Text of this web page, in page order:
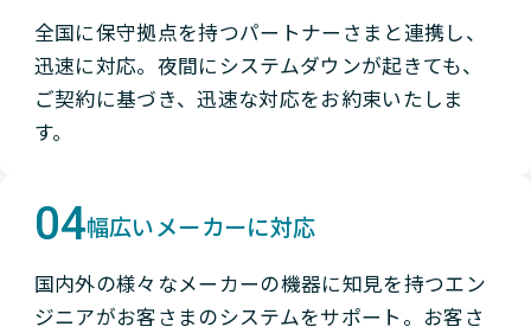
全国に保守拠点を持つパートナーさまと連携し、
迅速に対応。夜間にシステムダウンが起きても、
ご契約に基づき、迅速な対応をお約束いたしま
す。
04幅広いメーカーに対応
国内外の様々なメーカーの機器に知見を持つエン
ジニアがお客さまのシステムをサポート。お客さ